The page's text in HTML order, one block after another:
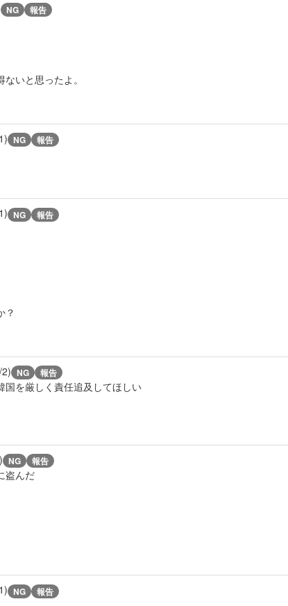
NG 報告
いと思ったよ。
NG 報告
NG 報告
？
NG 報告
国を厳しく責任追及してほしい
NG 報告
盗んだ
NG 報告